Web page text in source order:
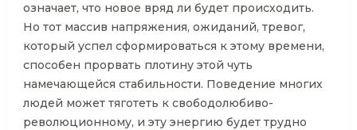
означает, что новое вряд ли будет происходить.
Но тот массив напряжения, ожиданий, тревог,
который успел сформироваться к этому времени,
способен прорвать плотину этой чуть
намечающейся стабильности. Поведение многих
людей может тяготеть к свободолюбиво-
революционному, и эту энергию будет трудно